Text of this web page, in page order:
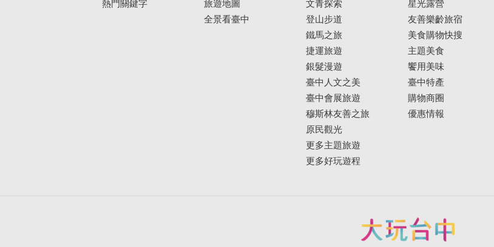
熱門關鍵字
旅遊地圖
全景看臺中
文青探索
登山步道
鐵馬之旅
捷運旅遊
銀髮漫遊
臺中人文之美
臺中會展旅遊
穆斯林友善之旅
原民觀光
更多主題旅遊
更多好玩遊程
星光露營
友善樂齡旅宿
美食購物快搜
主題美食
饗用美味
臺中特產
購物商圈
優惠情報